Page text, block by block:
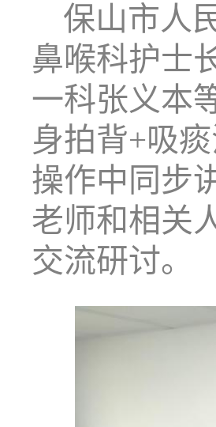
保山市人
鼻喉科护士
一科张义本
身拍背+吸
操作中同步
老师和相关
交流研讨。